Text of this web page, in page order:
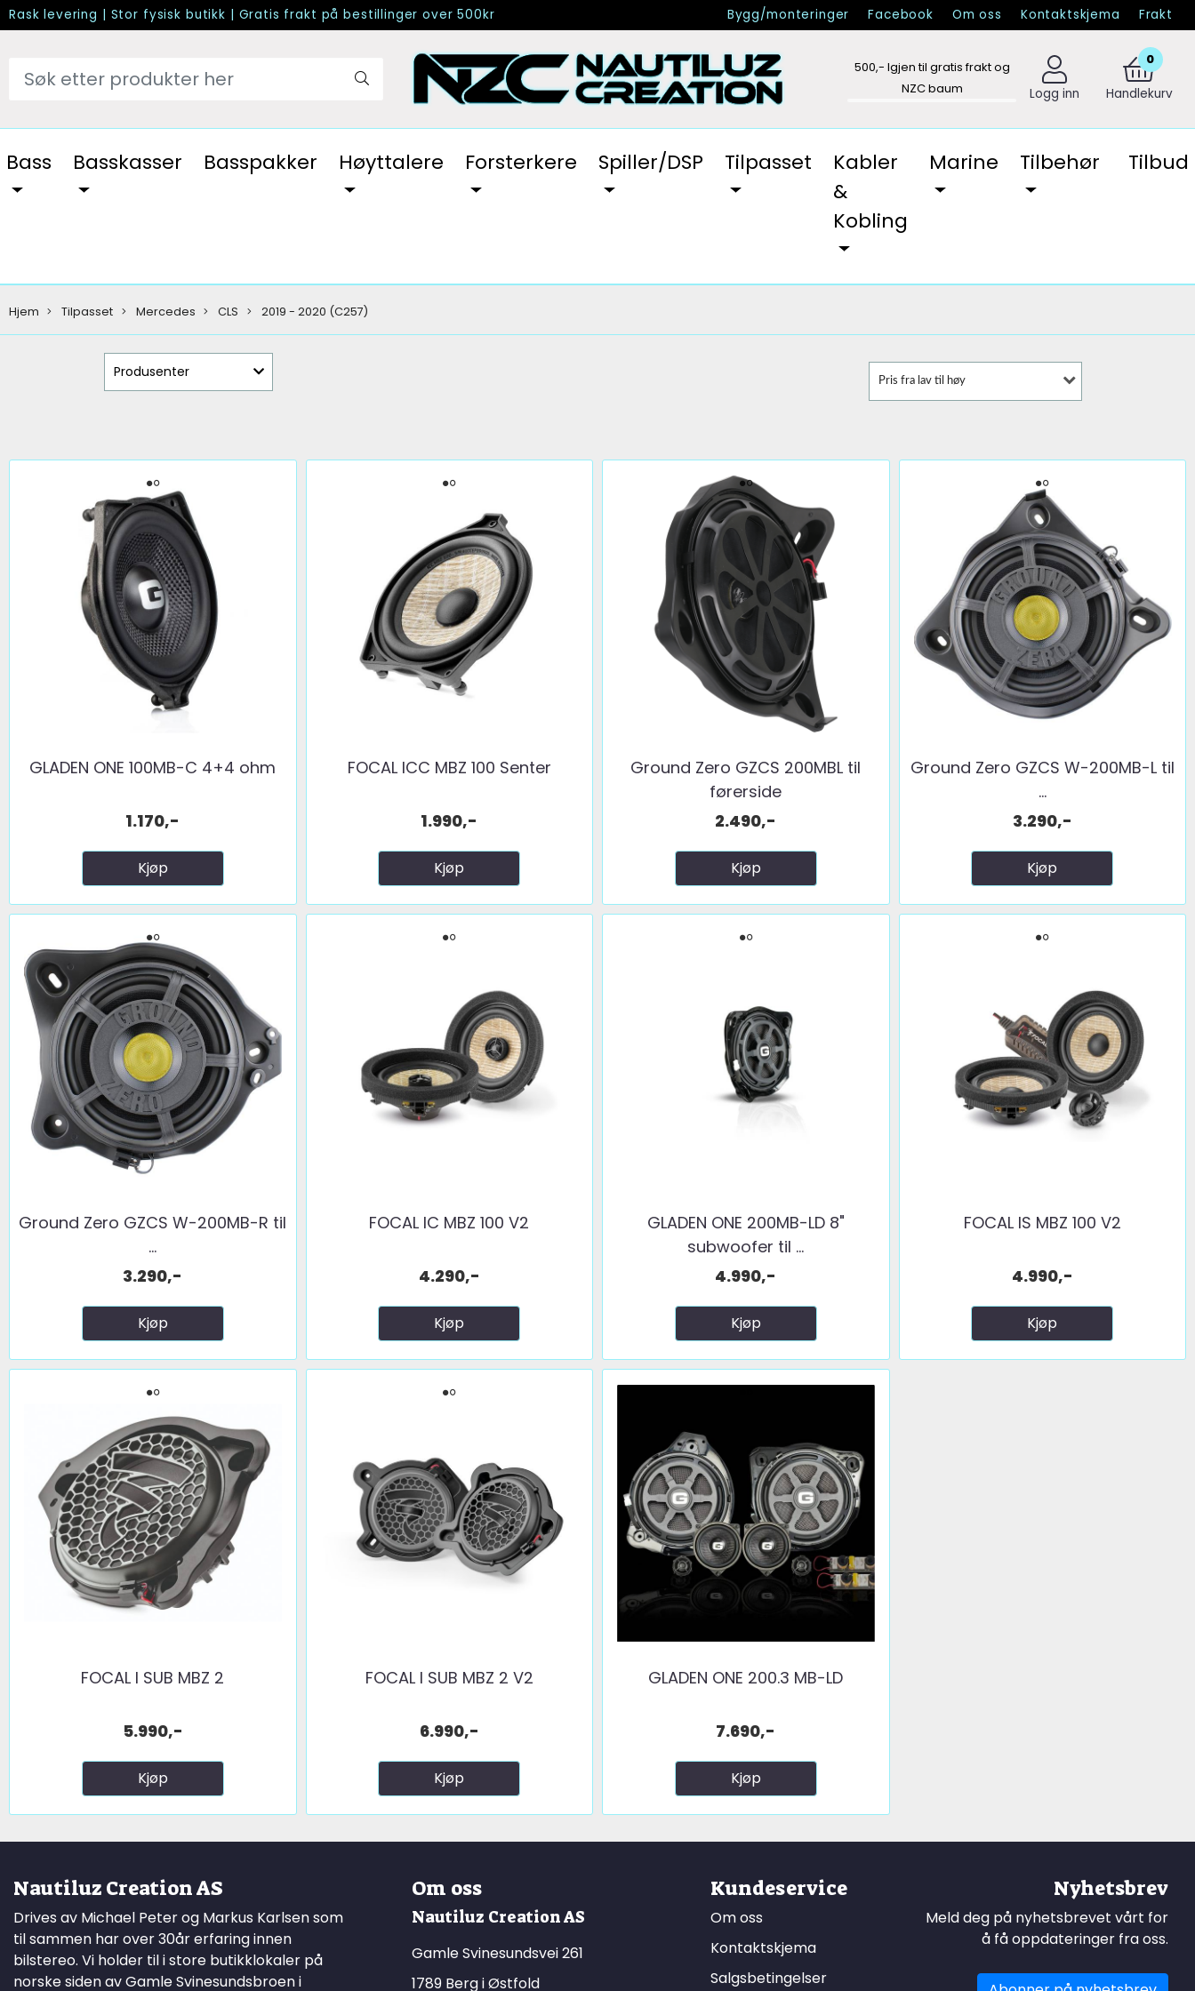
Rask levering | Stor fysisk butikk | Gratis frakt på bestillinger over 500kr Bygg/monteringer Facebook Om oss Kontaktskjema Frakt
500,- Igjen til gratis frakt og
NZC baum
Logg inn
0
Handlekurv
Bass Basskasser Basspakker Høyttalere Forsterkere Spiller/DSP Tilpasset
Kabler
&
Kobling
Marine Tilbehør Tilbud
Hjem Tilpasset Mercedes CLS 2019 - 2020 (C257)
Produsenter
Pris fra lav til høy
GLADEN ONE 100MB-C 4+4 ohm
1.170,-
Kjøp
FOCAL ICC MBZ 100 Senter
1.990,-
Kjøp
Ground Zero GZCS 200MBL til
førerside
2.490,-
Kjøp
Ground Zero GZCS W-200MB-L til
...
3.290,-
Kjøp
Ground Zero GZCS W-200MB-R til
...
3.290,-
Kjøp
FOCAL IC MBZ 100 V2
4.290,-
Kjøp
GLADEN ONE 200MB-LD 8"
subwoofer til ...
4.990,-
Kjøp
FOCAL IS MBZ 100 V2
4.990,-
Kjøp
FOCAL I SUB MBZ 2
5.990,-
Kjøp
FOCAL I SUB MBZ 2 V2
6.990,-
Kjøp
GLADEN ONE 200.3 MB-LD
7.690,-
Kjøp
Nautiluz Creation AS
Drives av Michael Peter og Markus Karlsen som
til sammen har over 30år erfaring innen
bilstereo. Vi holder til i store butikklokaler på
norske siden av Gamle Svinesundsbroen i
Om oss
Nautiluz Creation AS
Gamle Svinesundsvei 261
1789 Berg i Østfold
Kundeservice
Om oss
Kontaktskjema
Salgsbetingelser
Nyhetsbrev
Meld deg på nyhetsbrevet vårt for
å få oppdateringer fra oss.